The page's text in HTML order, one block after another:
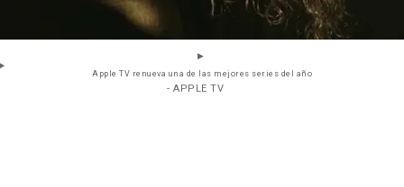
Apple TV renueva una de las mejores series del año
- APPLE TV